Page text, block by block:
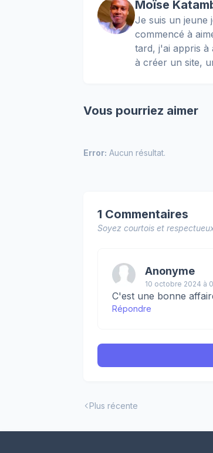
Moïse
Je suis un jeune
commencé à
tard, j'ai appris à
à créer un site,
Vous pourriez aimer
Error: Aucun résultat.
1 Commentaires
Soyez courtois et
Anonyme
10 octobre 2024 à
C'est une bonne
Répondre
Plus récente